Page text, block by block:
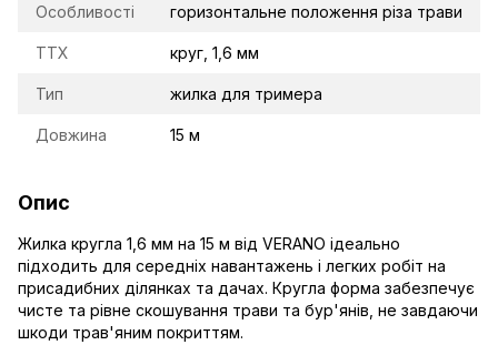
Особливості горизонтальне положення різа трави
TTX круг, 1,6 мм
Тип жилка для тримера
Довжина 15 м
Опис
Жилка кругла 1,6 мм на 15 м від VERANO ідеально
підходить для середніх навантажень і легких робіт на
присадибних ділянках та дачах. Кругла форма забезпечує
чисте та рівне скошування трави та бур'янів, не завдаючи
шкоди трав'яним покриттям.